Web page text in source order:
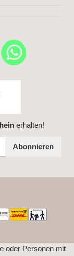
erhalten!
Abonnieren
oder Personen mit